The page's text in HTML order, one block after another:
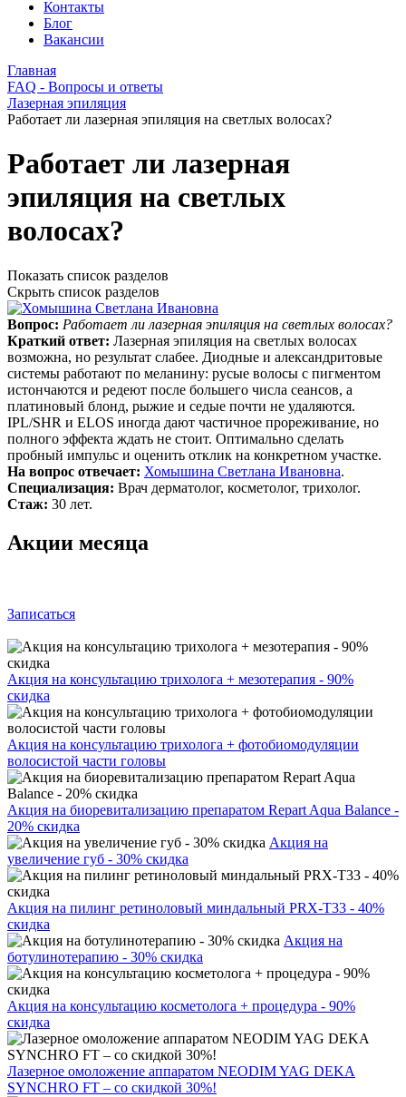
Контакты
Блог
Вакансии
Главная
FAQ - Вопросы и ответы
Лазерная эпиляция
Работает ли лазерная эпиляция на светлых волосах?
Работает ли лазерная
эпиляция на светлых
волосах?
Показать список разделов
Скрыть список разделов
Вопрос: Работает ли лазерная эпиляция на светлых волосах?
Краткий ответ: Лазерная эпиляция на светлых волосах
возможна, но результат слабее. Диодные и александритовые
системы работают по меланину: русые волосы с пигментом
истончаются и редеют после большего числа сеансов, а
платиновый блонд, рыжие и седые почти не удаляются.
IPL/SHR и ELOS иногда дают частичное прореживание, но
полного эффекта ждать не стоит. Оптимально сделать
пробный импульс и оценить отклик на конкретном участке.
На вопрос отвечает: Хомышина Светлана Ивановна.
Специализация: Врач дерматолог, косметолог, трихолог.
Стаж: 30 лет.
Акции месяца
Записаться
Акция на консультацию трихолога + мезотерапия - 90%
скидка
Акция на консультацию трихолога + фотобиомодуляции
волосистой части головы
Акция на биоревитализацию препаратом Repart Aqua Balance -
20% скидка
Акция на
увеличение губ - 30% скидка
Акция на пилинг ретиноловый миндальный PRX-T33 - 40%
скидка
Акция на
ботулинотерапию - 30% скидка
Акция на консультацию косметолога + процедура - 90%
скидка
Лазерное омоложение аппаратом NEODIM YAG DEKA
SYNCHRO FT – со скидкой 30%!